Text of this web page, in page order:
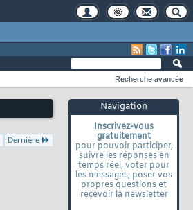
Navigation
Inscrivez-vous
gratuitement
pour pouvoir participer,
suivre les réponses en
temps réel, voter pour
les messages, poser vos
propres questions et
recevoir la newsletter
Recherche avancée
Dernière